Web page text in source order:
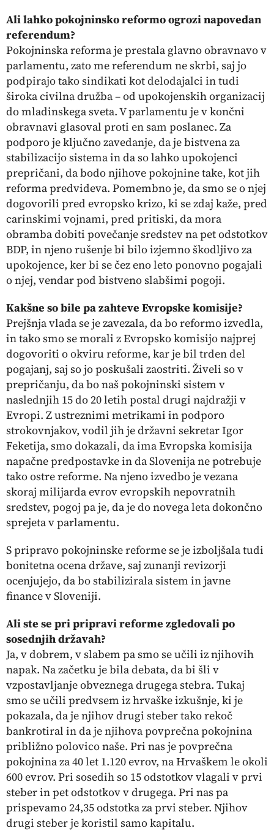
Ali lahko pokojninsko reformo ogrozi napovedan
referendum?
Pokojninska reforma je prestala glavno obravnavo v
parlamentu, zato me referendum ne skrbi, saj jo
podpirajo tako sindikati kot delodajalci in tudi
široka civilna družba – od upokojenskih organizacij
do mladinskega sveta. V parlamentu je v končni
obravnavi glasoval proti en sam poslanec. Za
podporo je ključno zavedanje, da je bistvena za
stabilizacijo sistema in da so lahko upokojenci
prepričani, da bodo njihove pokojnine take, kot jih
reforma predvideva. Pomembno je, da smo se o njej
dogovorili pred evropsko krizo, ki se zdaj kaže, pred
carinskimi vojnami, pred pritiski, da mora
obramba dobiti povečanje sredstev na pet odstotkov
BDP, in njeno rušenje bi bilo izjemno škodljivo za
upokojence, ker bi se čez eno leto ponovno pogajali
o njej, vendar pod bistveno slabšimi pogoji.
Kakšne so bile pa zahteve Evropske komisije?
Prejšnja vlada se je zavezala, da bo reformo izvedla,
in tako smo se morali z Evropsko komisijo najprej
dogovoriti o okviru reforme, kar je bil trden del
pogajanj, saj so jo poskušali zaostriti. Živeli so v
prepričanju, da bo naš pokojninski sistem v
naslednjih 15 do 20 letih postal drugi najdražji v
Evropi. Z ustreznimi metrikami in podporo
strokovnjakov, vodil jih je državni sekretar Igor
Feketija, smo dokazali, da ima Evropska komisija
napačne predpostavke in da Slovenija ne potrebuje
tako ostre reforme. Na njeno izvedbo je vezana
skoraj milijarda evrov evropskih nepovratnih
sredstev, pogoj pa je, da je do novega leta dokončno
sprejeta v parlamentu.
S pripravo pokojninske reforme se je izboljšala tudi
bonitetna ocena države, saj zunanji revizorji
ocenjujejo, da bo stabilizirala sistem in javne
finance v Sloveniji.
Ali ste se pri pripravi reforme zgledovali po
sosednjih državah?
Ja, v dobrem, v slabem pa smo se učili iz njihovih
napak. Na začetku je bila debata, da bi šli v
vzpostavljanje obveznega drugega stebra. Tukaj
smo se učili predvsem iz hrvaške izkušnje, ki je
pokazala, da je njihov drugi steber tako rekoč
bankrotiral in da je njihova povprečna pokojnina
približno polovico naše. Pri nas je povprečna
pokojnina za 40 let 1.120 evrov, na Hrvaškem le okoli
600 evrov. Pri sosedih so 15 odstotkov vlagali v prvi
steber in pet odstotkov v drugega. Pri nas pa
prispevamo 24,35 odstotka za prvi steber. Njihov
drugi steber je koristil samo kapitalu.